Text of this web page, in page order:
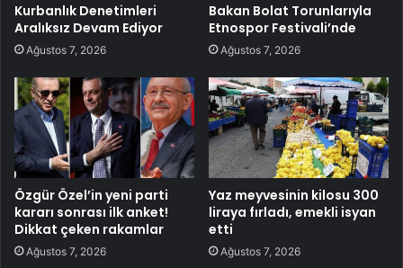
Kurbanlık Denetimleri
Aralıksız Devam Ediyor
Ağustos 7, 2026
Bakan Bolat Torunlarıyla
Etnospor Festivali’nde
Ağustos 7, 2026
Özgür Özel’in yeni parti
kararı sonrası ilk anket!
Dikkat çeken rakamlar
Ağustos 7, 2026
Yaz meyvesinin kilosu 300
liraya fırladı, emekli isyan
etti
Ağustos 7, 2026